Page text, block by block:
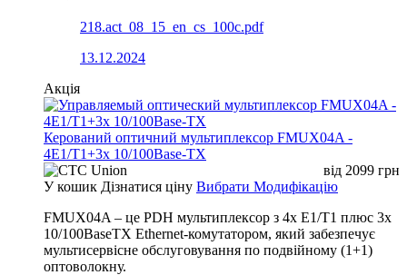
218.act_08_15_en_cs_100c.pdf
13.12.2024
Акція
Керований оптичний мультиплексор FMUX04A -
4E1/T1+3x 10/100Base-TX
від 2099 грн
У кошик Дізнатися ціну Вибрати Модифікацію
FMUX04A – це PDH мультиплексор з 4x E1/T1 плюс 3x
10/100BaseTX Ethernet-комутатором, який забезпечує
мультисервісне обслуговування по подвійному (1+1)
оптоволокну.